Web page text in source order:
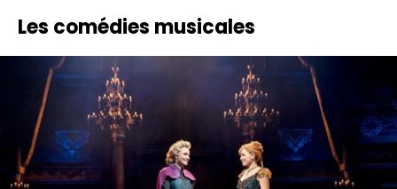
Les comédies musicales